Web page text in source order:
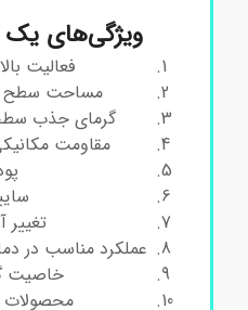
ویژگی‌های یک
فعالیت
مساحت سطح
گرمای جذب
مقاومت مکانیکی
تغییر
عملکرد مناسب در
خاصیت
محصولات